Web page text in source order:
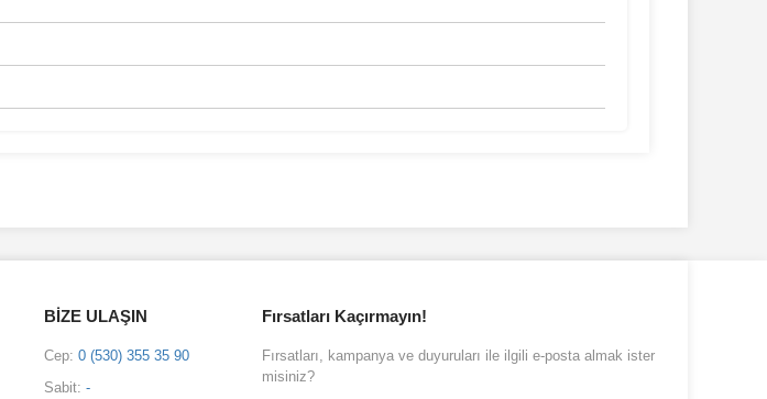
BİZE ULAŞIN
Cep: 0 (530) 355 35 90
Sabit: -
Fırsatları Kaçırmayın!
Fırsatları, kampanya ve duyuruları ile ilgili e-posta almak ister
misiniz?